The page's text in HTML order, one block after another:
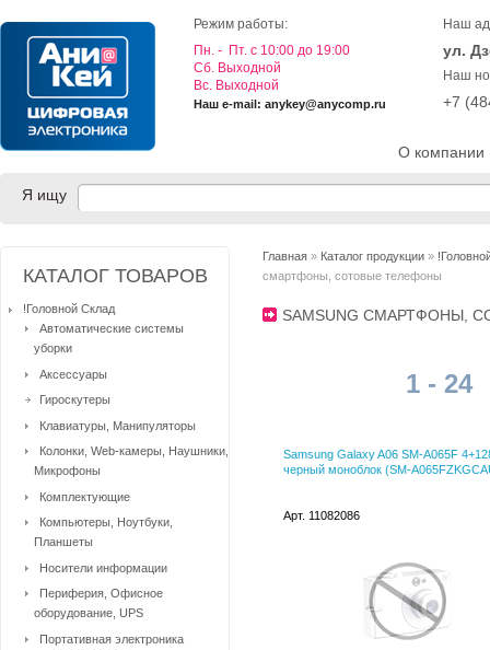
О компании
Режим работы:
Пн. - Пт. с 10:00 до 19:00
Cб. Выходной
Вс. Выходной
Наш e-mail: anykey@anycomp.ru
Наш
ул.
Наш
+7
Я ищу
Главная » Каталог продукции »
смартфоны, сотовые телефоны
SAMSUNG СМАРТФОНЫ,
1 - 24
Samsung Galaxy A06 SM-A065F
черный моноблок (SM-
Арт. 11082086
КАТАЛОГ ТОВАРОВ
!Головной Склад
Автоматические системы
уборки
Аксессуары
Гироскутеры
Клавиатуры, Манипуляторы
Колонки, Web-камеры, Наушники,
Микрофоны
Комплектующие
Компьютеры, Ноутбуки,
Планшеты
Носители информации
Периферия, Офисное
оборудование, UPS
Портативная электроника